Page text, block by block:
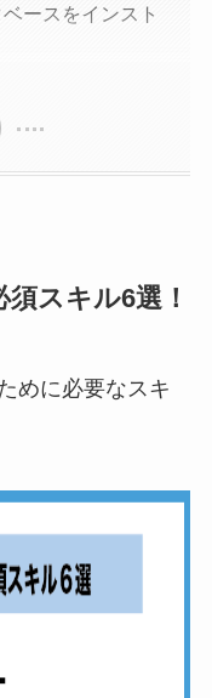
ースをインスト
スキル6選！
めに必要なスキ